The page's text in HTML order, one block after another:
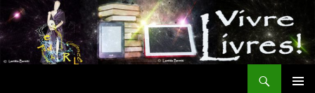
Aller
au
contenu